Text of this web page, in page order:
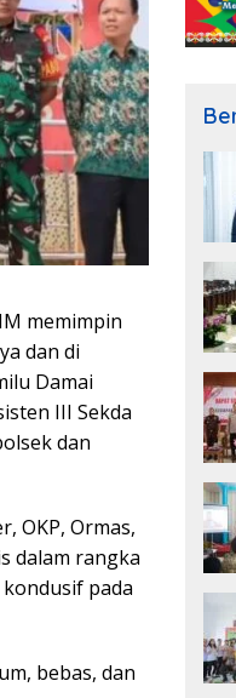
memimpin
dan di
Damai
III Sekda
dan
OKP, Ormas,
dalam rangka
pada
bebas, dan